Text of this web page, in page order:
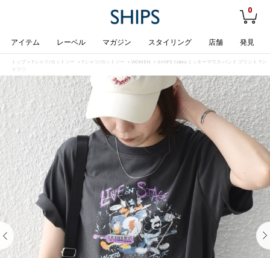
0
アイテム レーベル マガジン スタイリング 店舗 発見
トップ > Tシャツ/カットソー > Tシャツ/カットソー > WOMEN > SHIPS Colors:ミッキーマウス バンド プリント Tシ
ャツ◇